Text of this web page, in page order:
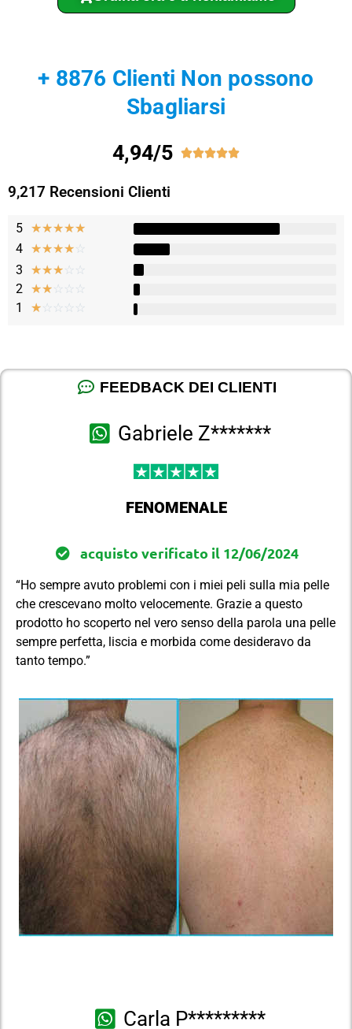
+ 8876 Clienti Non possono
Sbagliarsi
4,94/5 
9,217 Recensioni Clienti
5 ★★★★★
4 ☆☆☆☆☆
3 ☆☆☆☆ ☆
2 ☆☆☆ ☆ ☆
1 ☆☆ ☆ ☆ ☆
FEEDBACK DEI CLIENTI
Gabriele Z*******
FENOMENALE
acquisto verificato il 12/06/2024
“Ho sempre avuto problemi con i miei peli sulla mia pelle
che crescevano molto velocemente. Grazie a questo
prodotto ho scoperto nel vero senso della parola una pelle
sempre perfetta, liscia e morbida come desideravo da
tanto tempo.”
Carla P*********